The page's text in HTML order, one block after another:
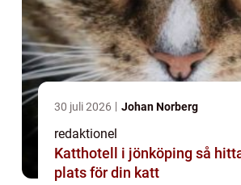
30 juli 2026 Johan Norberg
redaktionel
Katthotell i jönköping så hittar du rätt
plats för din katt